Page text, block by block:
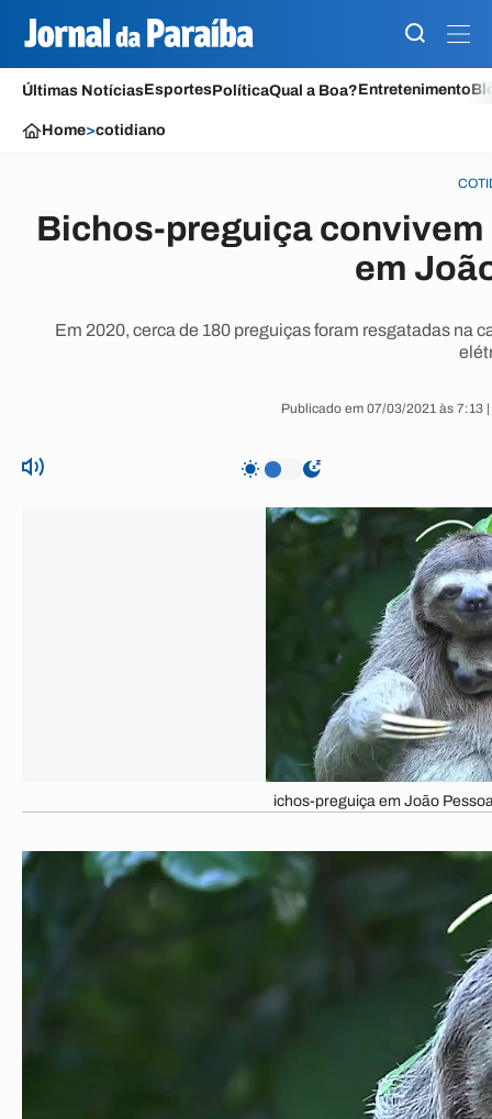
Últimas NotíciasEsportesPolíticaQual a Boa?Entretenimento
Home>cotidiano
Bichos-preguiça
em
Em 2020, cerca de 180 preguiças foram resgatadas na
Publicado em 07/03/2021 às 7:13
ichos-preguiça em João